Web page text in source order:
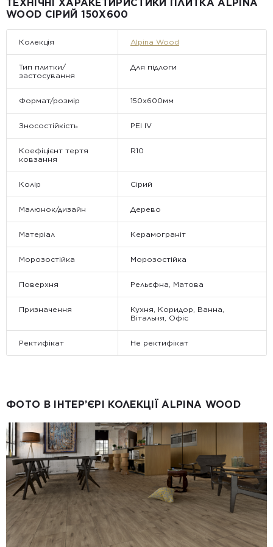
• Відвантаження здійснюється виключно у робочі дні. У суботу,
неділю та святкові дні замовлення не обробляються та не
ТЕХНІЧНІ ХАРАКЕТИРИСТИКИ ПЛИТКА ALPINA
WOOD СІРИЙ 150Х600
Колекція Alpina Wood
Тип плитки/
застосування
Для підлоги
Формат/розмір 150x600мм
Зносостійкість PEI IV
Коефіцієнт тертя
ковзання
R10
Колір Сірий
Малюнок/дизайн Дерево
Матеріал Керамограніт
Морозостійка Морозостійка
Поверхня Рельєфна, Матова
Призначення
Кухня, Коридор, Ванна,
Вітальня, Офіс
Ректифікат Не ректифікат
ФОТО В ІНТЕР’ЄРІ КОЛЕКЦІЇ ALPINA WOOD